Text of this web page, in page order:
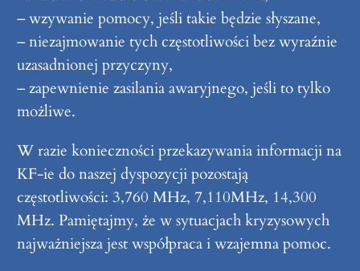
– wzywanie pomocy, jeśli takie będzie słyszane,
– niezajmowanie tych częstotliwości bez wyraźnie
uzasadnionej przyczyny,
– zapewnienie zasilania awaryjnego, jeśli to tylko
możliwe.
W razie konieczności przekazywania informacji na
KF-ie do naszej dyspozycji pozostają
częstotliwości: 3,760 MHz, 7,110MHz, 14,300
MHz. Pamiętajmy, że w sytuacjach kryzysowych
najważniejsza jest współpraca i wzajemna pomoc.